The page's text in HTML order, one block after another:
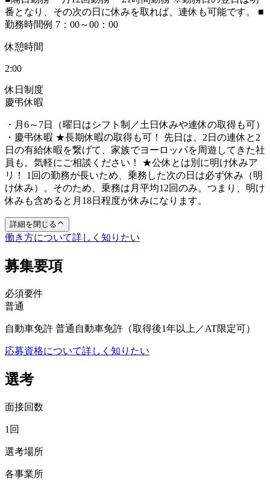
番となり、その次の日に休みを取れば、連休も可能です。 ■
勤務時間例 7：00～00：00
休憩時間
2:00
休日制度
慶弔休暇
・月6～7日（曜日はシフト制／土日休みや連休の取得も可）
・慶弔休暇 ★長期休暇の取得も可！ 先日は、2日の連休と2
日の有給休暇を繋げて、家族でヨーロッパを周遊してきた社
員も。気軽にご相談ください！ ★公休とは別に明け休みア
リ！ 1回の勤務が長いため、乗務した次の日は必ず休み（明
け休み）。そのため、乗務は月平均12回のみ。つまり、明け
休みも含めると月18日程度が休みになります。
詳細を閉じる
働き方について詳しく知りたい
募集要項
必須要件
普通
自動車免許 普通自動車免許（取得後1年以上／AT限定可）
応募資格について詳しく知りたい
選考
面接回数
1回
選考場所
各事業所